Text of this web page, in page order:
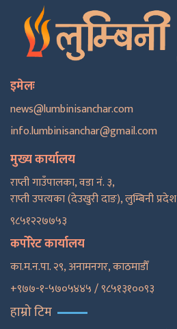
इमेलः
news@lumbinisanchar.com
info.lumbinisanchar@gmail.com
मुख्य कार्यालय
राप्ती गाउँपालका, वडा नं. ३,
राप्ती उपत्यका (देउखुरी दाङ), लुम्बिनी प्रदेश
९८५१२२७७५३
कर्पोरेट कार्यालय
का.म.न.पा. २९, अनामनगर, काठमाडाैँ
+९७७-१-५७०५४४५ / ९८५१३१००९३
हाम्रो टिम